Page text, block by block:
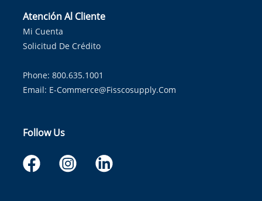
Atención Al Cliente
Mi Cuenta
Solicitud De Crédito
Phone: 800.635.1001
Email: E-Commerce@fisscosupply.com
Follow Us